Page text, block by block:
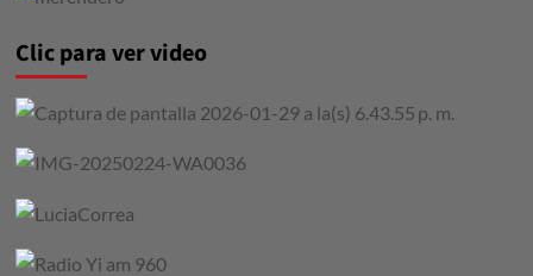
Clic para ver video